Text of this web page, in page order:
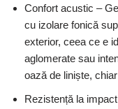
Confort acustic –
cu izolare fonică
exterior, ceea ce e
aglomerate sau
oază de liniște,
Rezistență la